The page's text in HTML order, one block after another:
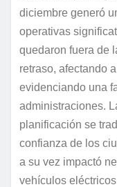
diciembre generó
operativas
quedaron fuera de
retraso, afectando
evidenciando una
administraciones.
planificación se
confianza de los
a su vez impactó
vehículos